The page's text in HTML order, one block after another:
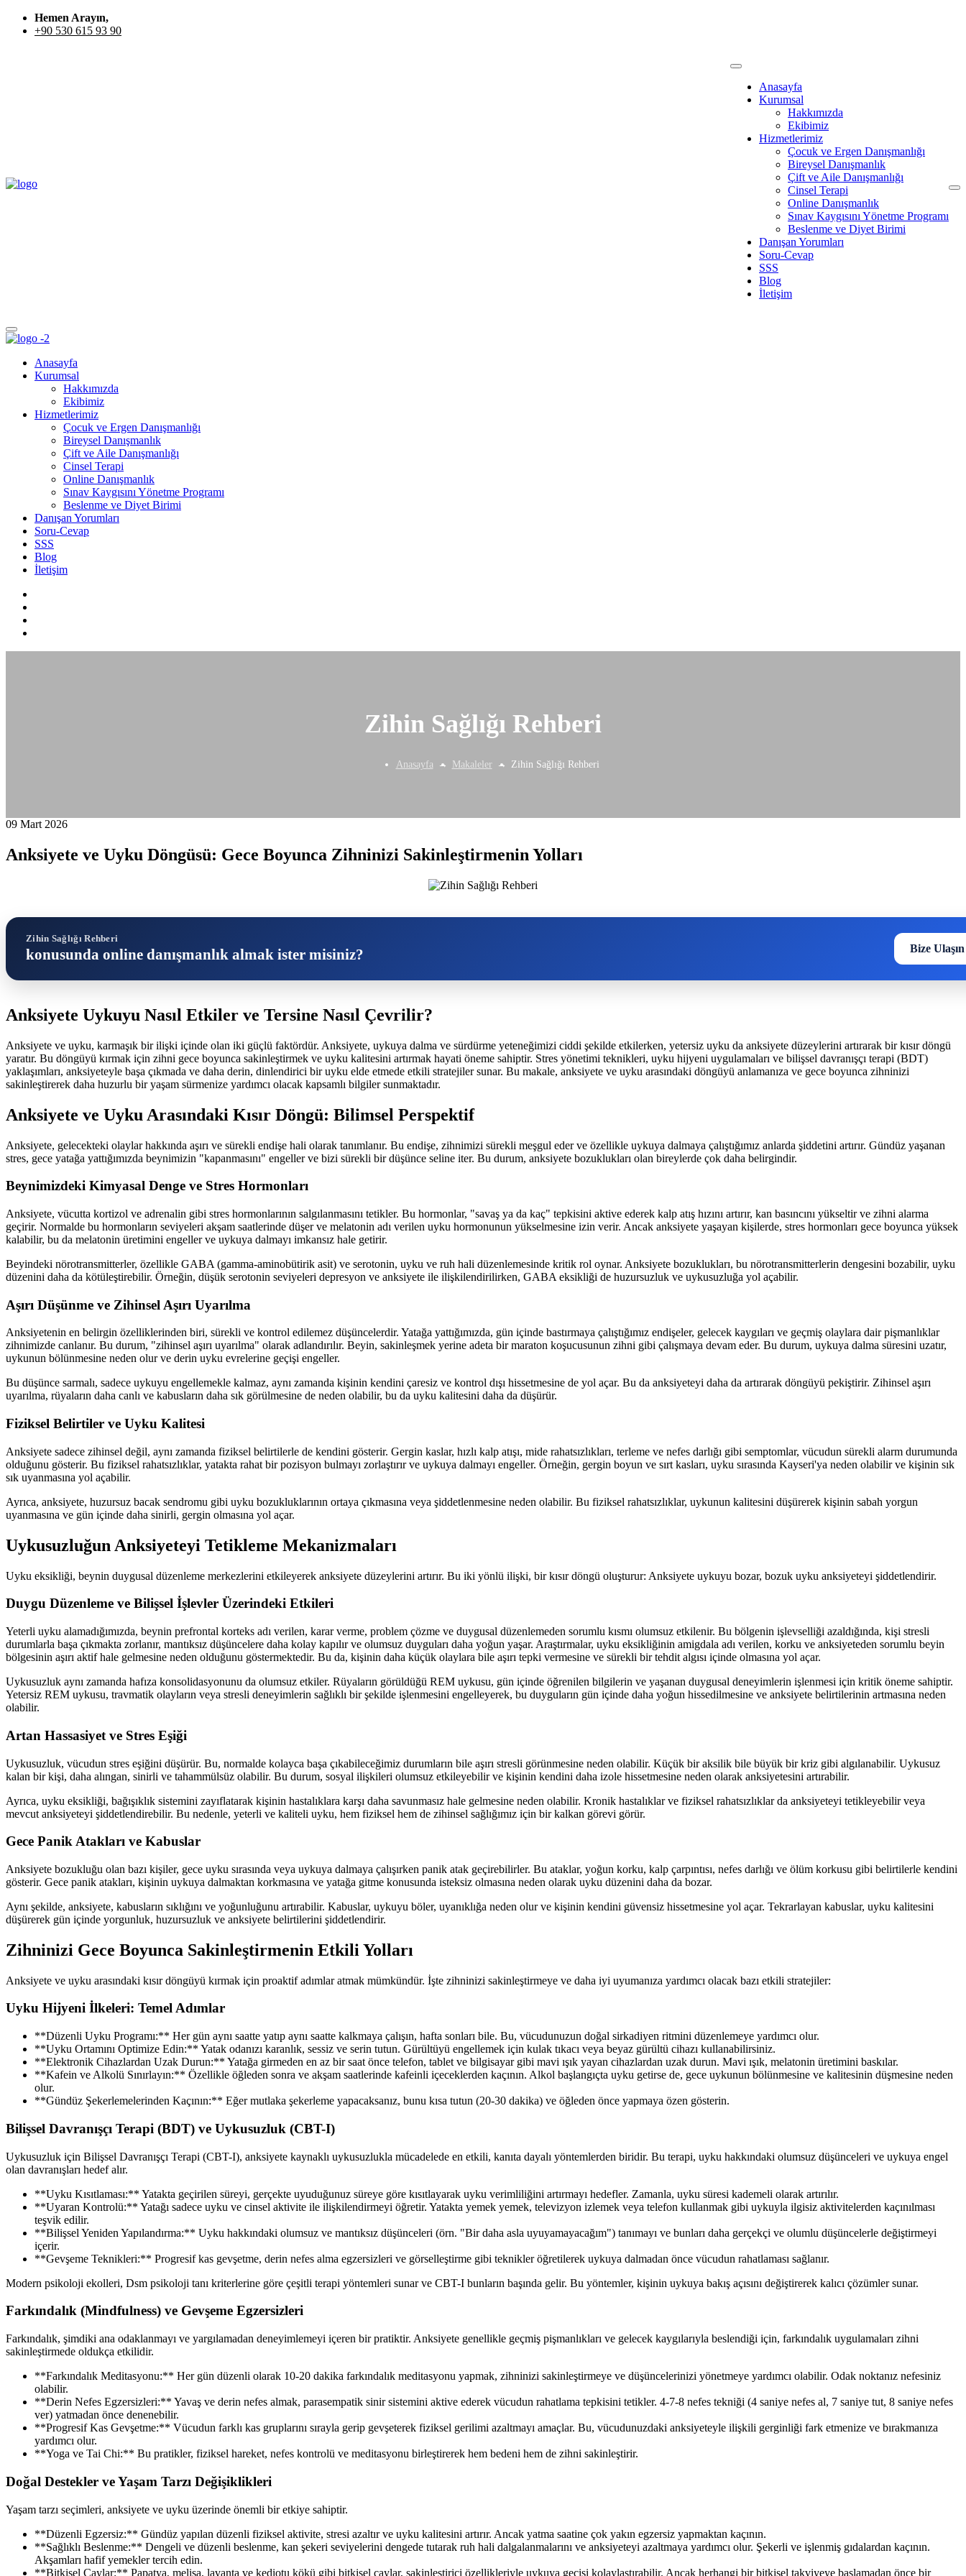
Hemen Arayın,
+90 530 615 93 90
Anasayfa
Kurumsal
Hakkımızda
Ekibimiz
Hizmetlerimiz
Çocuk ve Ergen Danışmanlığı
Bireysel Danışmanlık
Çift ve Aile Danışmanlığı
Cinsel Terapi
Online Danışmanlık
Sınav Kaygısını Yönetme Programı
Beslenme ve Diyet Birimi
Danışan Yorumları
Soru-Cevap
SSS
Blog
İletişim
Anasayfa
Kurumsal
Hakkımızda
Ekibimiz
Hizmetlerimiz
Çocuk ve Ergen Danışmanlığı
Bireysel Danışmanlık
Çift ve Aile Danışmanlığı
Cinsel Terapi
Online Danışmanlık
Sınav Kaygısını Yönetme Programı
Beslenme ve Diyet Birimi
Danışan Yorumları
Soru-Cevap
SSS
Blog
İletişim
Zihin Sağlığı Rehberi
Anasayfa Makaleler Zihin Sağlığı Rehberi
09 Mart 2026
Anksiyete ve Uyku Döngüsü: Gece Boyunca Zihninizi Sakinleştirmenin Yolları
Zihin Sağlığı Rehberi
konusunda online danışmanlık almak ister misiniz? Bize Ulaşın
Anksiyete Uykuyu Nasıl Etkiler ve Tersine Nasıl Çevrilir?
Anksiyete ve uyku, karmaşık bir ilişki içinde olan iki güçlü faktördür. Anksiyete, uykuya dalma ve sürdürme yeteneğimizi ciddi şekilde etkilerken, yetersiz uyku da anksiyete düzeylerini artırarak bir kısır döngü
yaratır. Bu döngüyü kırmak için zihni gece boyunca sakinleştirmek ve uyku kalitesini artırmak hayati öneme sahiptir. Stres yönetimi teknikleri, uyku hijyeni uygulamaları ve bilişsel davranışçı terapi (BDT)
yaklaşımları, anksiyeteyle başa çıkmada ve daha derin, dinlendirici bir uyku elde etmede etkili stratejiler sunar. Bu makale, anksiyete ve uyku arasındaki döngüyü anlamanıza ve gece boyunca zihninizi
sakinleştirerek daha huzurlu bir yaşam sürmenize yardımcı olacak kapsamlı bilgiler sunmaktadır.
Anksiyete ve Uyku Arasındaki Kısır Döngü: Bilimsel Perspektif
Anksiyete, gelecekteki olaylar hakkında aşırı ve sürekli endişe hali olarak tanımlanır. Bu endişe, zihnimizi sürekli meşgul eder ve özellikle uykuya dalmaya çalıştığımız anlarda şiddetini artırır. Gündüz yaşanan
stres, gece yatağa yattığımızda beynimizin "kapanmasını" engeller ve bizi sürekli bir düşünce seline iter. Bu durum, anksiyete bozuklukları olan bireylerde çok daha belirgindir.
Beynimizdeki Kimyasal Denge ve Stres Hormonları
Anksiyete, vücutta kortizol ve adrenalin gibi stres hormonlarının salgılanmasını tetikler. Bu hormonlar, "savaş ya da kaç" tepkisini aktive ederek kalp atış hızını artırır, kan basıncını yükseltir ve zihni alarma
geçirir. Normalde bu hormonların seviyeleri akşam saatlerinde düşer ve melatonin adı verilen uyku hormonunun yükselmesine izin verir. Ancak anksiyete yaşayan kişilerde, stres hormonları gece boyunca yüksek
kalabilir, bu da melatonin üretimini engeller ve uykuya dalmayı imkansız hale getirir.
Beyindeki nörotransmitterler, özellikle GABA (gamma-aminobütirik asit) ve serotonin, uyku ve ruh hali düzenlemesinde kritik rol oynar. Anksiyete bozuklukları, bu nörotransmitterlerin dengesini bozabilir, uyku
düzenini daha da kötüleştirebilir. Örneğin, düşük serotonin seviyeleri depresyon ve anksiyete ile ilişkilendirilirken, GABA eksikliği de huzursuzluk ve uykusuzluğa yol açabilir.
Aşırı Düşünme ve Zihinsel Aşırı Uyarılma
Anksiyetenin en belirgin özelliklerinden biri, sürekli ve kontrol edilemez düşüncelerdir. Yatağa yattığımızda, gün içinde bastırmaya çalıştığımız endişeler, gelecek kaygıları ve geçmiş olaylara dair pişmanlıklar
zihnimizde canlanır. Bu durum, "zihinsel aşırı uyarılma" olarak adlandırılır. Beyin, sakinleşmek yerine adeta bir maraton koşucusunun zihni gibi çalışmaya devam eder. Bu durum, uykuya dalma süresini uzatır,
uykunun bölünmesine neden olur ve derin uyku evrelerine geçişi engeller.
Bu düşünce sarmalı, sadece uykuyu engellemekle kalmaz, aynı zamanda kişinin kendini çaresiz ve kontrol dışı hissetmesine de yol açar. Bu da anksiyeteyi daha da artırarak döngüyü pekiştirir. Zihinsel aşırı
uyarılma, rüyaların daha canlı ve kabusların daha sık görülmesine de neden olabilir, bu da uyku kalitesini daha da düşürür.
Fiziksel Belirtiler ve Uyku Kalitesi
Anksiyete sadece zihinsel değil, aynı zamanda fiziksel belirtilerle de kendini gösterir. Gergin kaslar, hızlı kalp atışı, mide rahatsızlıkları, terleme ve nefes darlığı gibi semptomlar, vücudun sürekli alarm durumunda
olduğunu gösterir. Bu fiziksel rahatsızlıklar, yatakta rahat bir pozisyon bulmayı zorlaştırır ve uykuya dalmayı engeller. Örneğin, gergin boyun ve sırt kasları, uyku sırasında Kayseri'ya neden olabilir ve kişinin sık
sık uyanmasına yol açabilir.
Ayrıca, anksiyete, huzursuz bacak sendromu gibi uyku bozukluklarının ortaya çıkmasına veya şiddetlenmesine neden olabilir. Bu fiziksel rahatsızlıklar, uykunun kalitesini düşürerek kişinin sabah yorgun
uyanmasına ve gün içinde daha sinirli, gergin olmasına yol açar.
Uykusuzluğun Anksiyeteyi Tetikleme Mekanizmaları
Uyku eksikliği, beynin duygusal düzenleme merkezlerini etkileyerek anksiyete düzeylerini artırır. Bu iki yönlü ilişki, bir kısır döngü oluşturur: Anksiyete uykuyu bozar, bozuk uyku anksiyeteyi şiddetlendirir.
Duygu Düzenleme ve Bilişsel İşlevler Üzerindeki Etkileri
Yeterli uyku alamadığımızda, beynin prefrontal korteks adı verilen, karar verme, problem çözme ve duygusal düzenlemeden sorumlu kısmı olumsuz etkilenir. Bu bölgenin işlevselliği azaldığında, kişi stresli
durumlarla başa çıkmakta zorlanır, mantıksız düşüncelere daha kolay kapılır ve olumsuz duyguları daha yoğun yaşar. Araştırmalar, uyku eksikliğinin amigdala adı verilen, korku ve anksiyeteden sorumlu beyin
bölgesinin aşırı aktif hale gelmesine neden olduğunu göstermektedir. Bu da, kişinin daha küçük olaylara bile aşırı tepki vermesine ve sürekli bir tehdit algısı içinde olmasına yol açar.
Uykusuzluk aynı zamanda hafıza konsolidasyonunu da olumsuz etkiler. Rüyaların görüldüğü REM uykusu, gün içinde öğrenilen bilgilerin ve yaşanan duygusal deneyimlerin işlenmesi için kritik öneme sahiptir.
Yetersiz REM uykusu, travmatik olayların veya stresli deneyimlerin sağlıklı bir şekilde işlenmesini engelleyerek, bu duyguların gün içinde daha yoğun hissedilmesine ve anksiyete belirtilerinin artmasına neden
olabilir.
Artan Hassasiyet ve Stres Eşiği
Uykusuzluk, vücudun stres eşiğini düşürür. Bu, normalde kolayca başa çıkabileceğimiz durumların bile aşırı stresli görünmesine neden olabilir. Küçük bir aksilik bile büyük bir kriz gibi algılanabilir. Uykusuz
kalan bir kişi, daha alıngan, sinirli ve tahammülsüz olabilir. Bu durum, sosyal ilişkileri olumsuz etkileyebilir ve kişinin kendini daha izole hissetmesine neden olarak anksiyetesini artırabilir.
Ayrıca, uyku eksikliği, bağışıklık sistemini zayıflatarak kişinin hastalıklara karşı daha savunmasız hale gelmesine neden olabilir. Kronik hastalıklar ve fiziksel rahatsızlıklar da anksiyeteyi tetikleyebilir veya
mevcut anksiyeteyi şiddetlendirebilir. Bu nedenle, yeterli ve kaliteli uyku, hem fiziksel hem de zihinsel sağlığımız için bir kalkan görevi görür.
Gece Panik Atakları ve Kabuslar
Anksiyete bozukluğu olan bazı kişiler, gece uyku sırasında veya uykuya dalmaya çalışırken panik atak geçirebilirler. Bu ataklar, yoğun korku, kalp çarpıntısı, nefes darlığı ve ölüm korkusu gibi belirtilerle kendini
gösterir. Gece panik atakları, kişinin uykuya dalmaktan korkmasına ve yatağa gitme konusunda isteksiz olmasına neden olarak uyku düzenini daha da bozar.
Aynı şekilde, anksiyete, kabusların sıklığını ve yoğunluğunu artırabilir. Kabuslar, uykuyu böler, uyanıklığa neden olur ve kişinin kendini güvensiz hissetmesine yol açar. Tekrarlayan kabuslar, uyku kalitesini
düşürerek gün içinde yorgunluk, huzursuzluk ve anksiyete belirtilerini şiddetlendirir.
Zihninizi Gece Boyunca Sakinleştirmenin Etkili Yolları
Anksiyete ve uyku arasındaki kısır döngüyü kırmak için proaktif adımlar atmak mümkündür. İşte zihninizi sakinleştirmeye ve daha iyi uyumanıza yardımcı olacak bazı etkili stratejiler:
Uyku Hijyeni İlkeleri: Temel Adımlar
**Düzenli Uyku Programı:** Her gün aynı saatte yatıp aynı saatte kalkmaya çalışın, hafta sonları bile. Bu, vücudunuzun doğal sirkadiyen ritmini düzenlemeye yardımcı olur.
**Uyku Ortamını Optimize Edin:** Yatak odanızı karanlık, sessiz ve serin tutun. Gürültüyü engellemek için kulak tıkacı veya beyaz gürültü cihazı kullanabilirsiniz.
**Elektronik Cihazlardan Uzak Durun:** Yatağa girmeden en az bir saat önce telefon, tablet ve bilgisayar gibi mavi ışık yayan cihazlardan uzak durun. Mavi ışık, melatonin üretimini baskılar.
**Kafein ve Alkolü Sınırlayın:** Özellikle öğleden sonra ve akşam saatlerinde kafeinli içeceklerden kaçının. Alkol başlangıçta uyku getirse de, gece uykunun bölünmesine ve kalitesinin düşmesine neden
olur.
**Gündüz Şekerlemelerinden Kaçının:** Eğer mutlaka şekerleme yapacaksanız, bunu kısa tutun (20-30 dakika) ve öğleden önce yapmaya özen gösterin.
Bilişsel Davranışçı Terapi (BDT) ve Uykusuzluk (CBT-I)
Uykusuzluk için Bilişsel Davranışçı Terapi (CBT-I), anksiyete kaynaklı uykusuzlukla mücadelede en etkili, kanıta dayalı yöntemlerden biridir. Bu terapi, uyku hakkındaki olumsuz düşünceleri ve uykuya engel
olan davranışları hedef alır.
**Uyku Kısıtlaması:** Yatakta geçirilen süreyi, gerçekte uyuduğunuz süreye göre kısıtlayarak uyku verimliliğini artırmayı hedefler. Zamanla, uyku süresi kademeli olarak artırılır.
**Uyaran Kontrolü:** Yatağı sadece uyku ve cinsel aktivite ile ilişkilendirmeyi öğretir. Yatakta yemek yemek, televizyon izlemek veya telefon kullanmak gibi uykuyla ilgisiz aktivitelerden kaçınılması
teşvik edilir.
**Bilişsel Yeniden Yapılandırma:** Uyku hakkındaki olumsuz ve mantıksız düşünceleri (örn. "Bir daha asla uyuyamayacağım") tanımayı ve bunları daha gerçekçi ve olumlu düşüncelerle değiştirmeyi
içerir.
**Gevşeme Teknikleri:** Progresif kas gevşetme, derin nefes alma egzersizleri ve görselleştirme gibi teknikler öğretilerek uykuya dalmadan önce vücudun rahatlaması sağlanır.
Modern psikoloji ekolleri, Dsm psikoloji tanı kriterlerine göre çeşitli terapi yöntemleri sunar ve CBT-I bunların başında gelir. Bu yöntemler, kişinin uykuya bakış açısını değiştirerek kalıcı çözümler sunar.
Farkındalık (Mindfulness) ve Gevşeme Egzersizleri
Farkındalık, şimdiki ana odaklanmayı ve yargılamadan deneyimlemeyi içeren bir pratiktir. Anksiyete genellikle geçmiş pişmanlıkları ve gelecek kaygılarıyla beslendiği için, farkındalık uygulamaları zihni
sakinleştirmede oldukça etkilidir.
**Farkındalık Meditasyonu:** Her gün düzenli olarak 10-20 dakika farkındalık meditasyonu yapmak, zihninizi sakinleştirmeye ve düşüncelerinizi yönetmeye yardımcı olabilir. Odak noktanız nefesiniz
olabilir.
**Derin Nefes Egzersizleri:** Yavaş ve derin nefes almak, parasempatik sinir sistemini aktive ederek vücudun rahatlama tepkisini tetikler. 4-7-8 nefes tekniği (4 saniye nefes al, 7 saniye tut, 8 saniye nefes
ver) yatmadan önce denenebilir.
**Progresif Kas Gevşetme:** Vücudun farklı kas gruplarını sırayla gerip gevşeterek fiziksel gerilimi azaltmayı amaçlar. Bu, vücudunuzdaki anksiyeteyle ilişkili gerginliği fark etmenize ve bırakmanıza
yardımcı olur.
**Yoga ve Tai Chi:** Bu pratikler, fiziksel hareket, nefes kontrolü ve meditasyonu birleştirerek hem bedeni hem de zihni sakinleştirir.
Doğal Destekler ve Yaşam Tarzı Değişiklikleri
Yaşam tarzı seçimleri, anksiyete ve uyku üzerinde önemli bir etkiye sahiptir.
**Düzenli Egzersiz:** Gündüz yapılan düzenli fiziksel aktivite, stresi azaltır ve uyku kalitesini artırır. Ancak yatma saatine çok yakın egzersiz yapmaktan kaçının.
**Sağlıklı Beslenme:** Dengeli ve düzenli beslenme, kan şekeri seviyelerini dengede tutarak ruh hali dalgalanmalarını ve anksiyeteyi azaltmaya yardımcı olur. Şekerli ve işlenmiş gıdalardan kaçının.
Akşamları hafif yemekler tercih edin.
**Bitkisel Çaylar:** Papatya, melisa, lavanta ve kediotu kökü gibi bitkisel çaylar, sakinleştirici özellikleriyle uykuya geçişi kolaylaştırabilir. Ancak herhangi bir bitkisel takviyeye başlamadan önce bir